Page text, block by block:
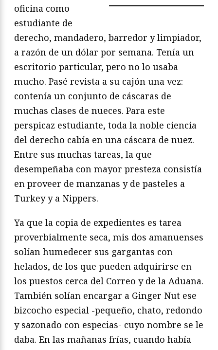
oficina como
estudiante de
derecho, mandadero, barredor y limpiador,
a razón de un dólar por semana. Tenía un
escritorio particular, pero no lo usaba
mucho. Pasé revista a su cajón una vez:
contenía un conjunto de cáscaras de
muchas clases de nueces. Para este
perspicaz estudiante, toda la noble ciencia
del derecho cabía en una cáscara de nuez.
Entre sus muchas tareas, la que
desempeñaba con mayor presteza consistía
en proveer de manzanas y de pasteles a
Turkey y a Nippers.
Ya que la copia de expedientes es tarea
proverbialmente seca, mis dos amanuenses
solían humedecer sus gargantas con
helados, de los que pueden adquirirse en
los puestos cerca del Correo y de la Aduana.
También solían encargar a Ginger Nut ese
bizcocho especial -pequeño, chato, redondo
y sazonado con especias- cuyo nombre se le
daba. En las mañanas frías, cuando había